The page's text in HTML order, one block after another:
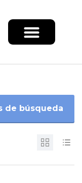
de búsqueda